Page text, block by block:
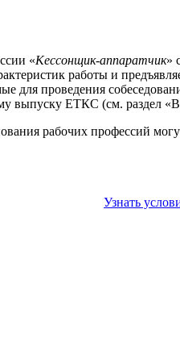
«Кессонщик-аппаратчик»
работы и
для проведения
выпуску ЕТКС (см. раздел
рабочих профессий
Узнать